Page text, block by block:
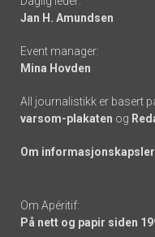
links
Jan H. Amundsen
Event manager:
Mina Hovden
All journalistikk er basert
varsom-plakaten og
Om informasjonskapsler
Om Apéritif:
På nett og papir siden